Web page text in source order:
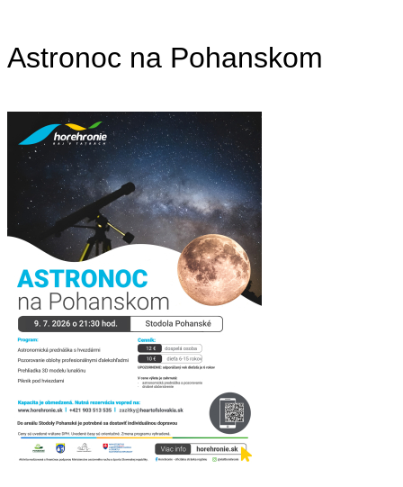
Astronoc na Pohanskom